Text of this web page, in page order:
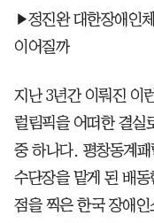
▶정진완 대한장애인
이어질까
지난 3년간 이뤄진 이
럴림픽을 어떠한 결실
중 하나다. 평창동계
수단장을 맡게 된 배
점을 찍은 한국 장애